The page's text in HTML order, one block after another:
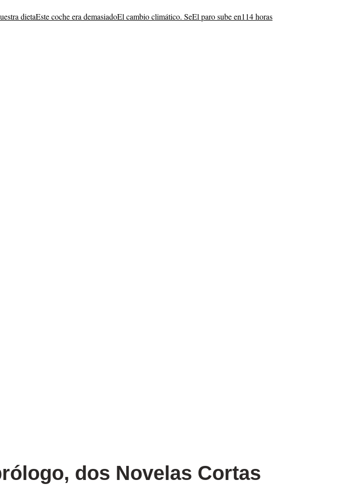
dietaEste coche era demasiadoEl cambio climático. SeEl paro sube en114 horas
dos Novelas Cortas